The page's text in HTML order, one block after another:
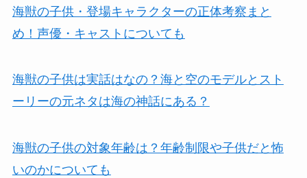
海獣の子供・登場キャラクターの正体考察まと
め！声優・キャストについても
海獣の子供は実話はなの？海と空のモデルとスト
ーリーの元ネタは海の神話にある？
海獣の子供の対象年齢は？年齢制限や子供だと怖
いのかについても